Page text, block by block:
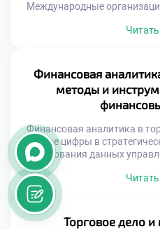
Международные
стандартов мировая
Глобальные институты
для бизнеса. Мировая
сложная
рынки
Финансовая
методы и
Финансовая аналитика в
сырые цифры в
исследования данных
движение вслепую.
отделяет успешные
Современная коммерция
информации ежедневно.
потоки являетсяТорговое дело